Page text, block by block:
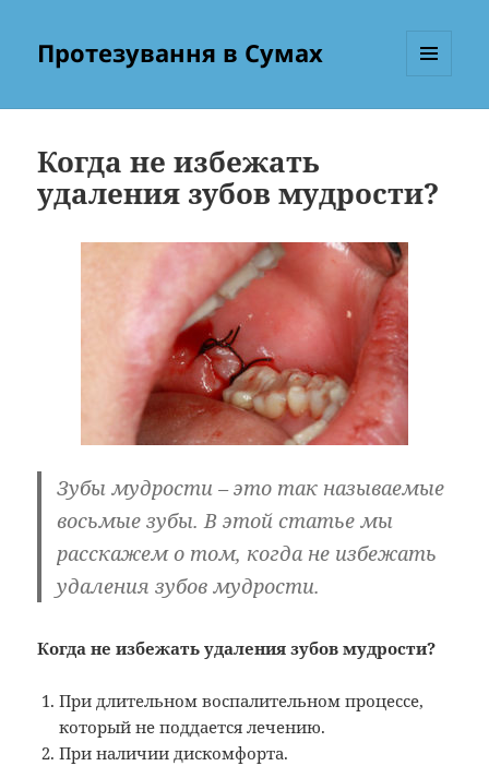
Протезування в Сумах
Когда не избежать
удаления зубов мудрости?
Зубы мудрости – это так называемые
восьмые зубы. В этой статье мы
расскажем о том, когда не избежать
удаления зубов мудрости.
Когда не избежать удаления зубов мудрости?
При длительном воспалительном процессе,
который не поддается лечению.
При наличии дискомфорта.